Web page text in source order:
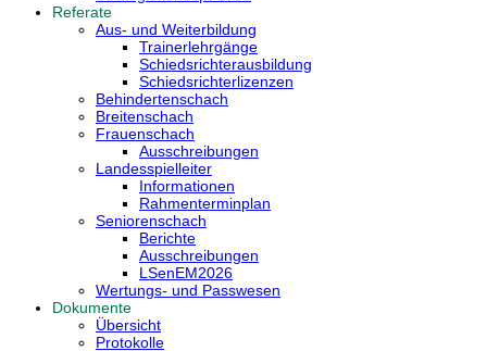
Referate
Aus- und Weiterbildung
Trainerlehrgänge
Schiedsrichterausbildung
Schiedsrichterlizenzen
Behindertenschach
Breitenschach
Frauenschach
Ausschreibungen
Landesspielleiter
Informationen
Rahmenterminplan
Seniorenschach
Berichte
Ausschreibungen
LSenEM2026
Wertungs- und Passwesen
Dokumente
Übersicht
Protokolle